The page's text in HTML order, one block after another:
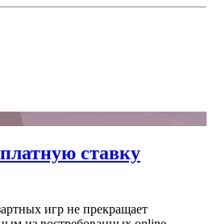
ставку
игр не прекращает